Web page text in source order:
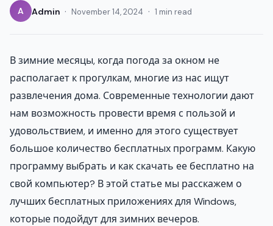
A Admin · November 14, 2024 · 1 min read
В зимние месяцы, когда погода за окном не
располагает к прогулкам, многие из нас ищут
развлечения дома. Современные технологии дают
нам возможность провести время с пользой и
удовольствием, и именно для этого существует
большое количество бесплатных программ. Какую
программу выбрать и как скачать ее бесплатно на
свой компьютер? В этой статье мы расскажем о
лучших бесплатных приложениях для Windows,
которые подойдут для зимних вечеров.